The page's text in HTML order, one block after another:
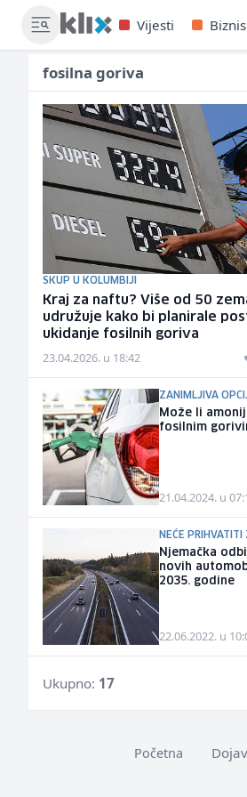
Vijesti Biznis
fosilna goriva
SKUP U KOLUMBIJI
Kraj za naftu? Više od 50
udružuje kako bi planirale
ukidanje fosilnih goriva
23.04.2026. u 18:42
ZANIMLJIVA
Može li
fosilnim
21.04.2024. u
NEĆE PRIHVATITI
Njemačka
novih
2035. godine
22.06.2022. u
Ukupno: 17
Početna